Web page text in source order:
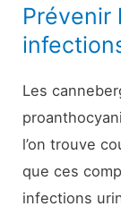
Prévenir
Les
l’on trouve
que ces
infections